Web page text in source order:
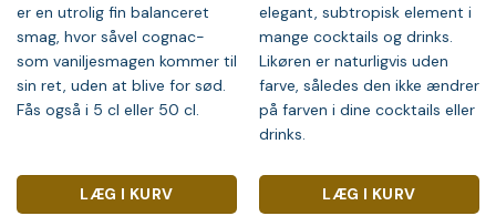
er en utrolig fin balanceret
smag, hvor såvel cognac-
som vaniljesmagen kommer til
sin ret, uden at blive for sød.
Fås også i 5 cl eller 50 cl.
LÆG I KURV
elegant, subtropisk element i
mange cocktails og drinks.
Likøren er naturligvis uden
farve, således den ikke ændrer
på farven i dine cocktails eller
drinks.
LÆG I KURV